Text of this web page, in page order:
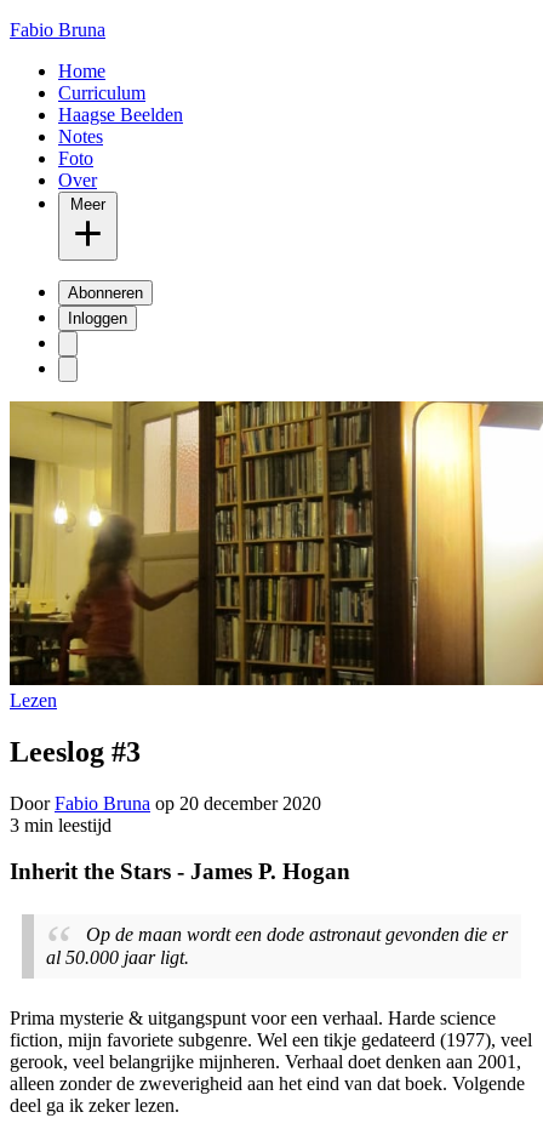
Fabio Bruna
Home
Curriculum
Haagse Beelden
Notes
Foto
Over
Meer
Abonneren
Inloggen
Lezen
Leeslog #3
DoorFabio Bruna op 20 december 2020
3 min leestijd
Inherit the Stars - James P. Hogan
Op de maan wordt een dode astronaut gevonden die er
al 50.000 jaar ligt.
Prima mysterie & uitgangspunt voor een verhaal. Harde science
fiction, mijn favoriete subgenre. Wel een tikje gedateerd (1977), veel
gerook, veel belangrijke mijnheren. Verhaal doet denken aan 2001,
alleen zonder de zweverigheid aan het eind van dat boek. Volgende
deel ga ik zeker lezen.